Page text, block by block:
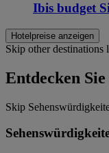
Ibis budget
Hotelpreise anzeigen
Skip other destinations
Entdecken
Skip